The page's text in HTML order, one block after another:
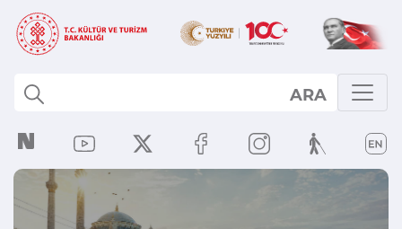
ARA